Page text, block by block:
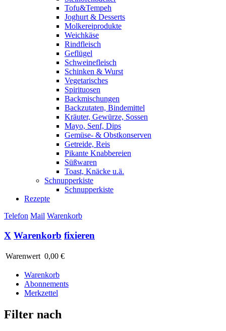
Tofu&Tempeh
Joghurt & Desserts
Molkereiprodukte
Weichkäse
Rindfleisch
Geflügel
Schweinefleisch
Schinken & Wurst
Vegetarisches
Spirituosen
Backmischungen
Backzutaten, Bindemittel
Kräuter, Gewürze, Sossen
Mayo, Senf, Dips
Gemüse- & Obstkonserven
Getreide, Reis
Pikante Knabbereien
Süßwaren
Toast, Knäcke u.ä.
Schnupperkiste
Schnupperkiste
Rezepte
Telefon Mail Warenkorb
X Warenkorb fixieren
Warenwert 0,00 €
Warenkorb
Abonnements
Merkzettel
Filter nach